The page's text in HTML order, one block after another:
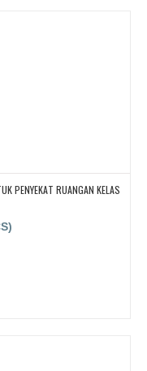
PENYEKAT RUANGAN KELAS